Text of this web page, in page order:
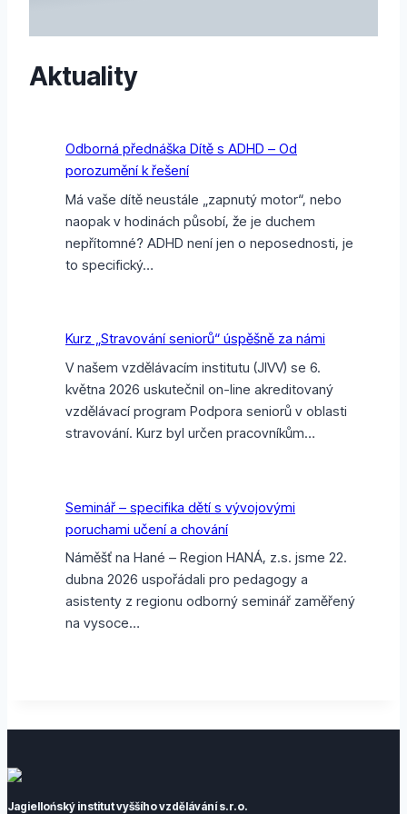
Aktuality
Odborná přednáška Dítě s ADHD – Od
porozumění k řešení
Má vaše dítě neustále „zapnutý motor“, nebo
naopak v hodinách působí, že je duchem
nepřítomné? ADHD není jen o neposednosti, je
to specifický…
Kurz „Stravování seniorů“ úspěšně za námi
V našem vzdělávacím institutu (JIVV) se 6.
května 2026 uskutečnil on-line akreditovaný
vzdělávací program Podpora seniorů v oblasti
stravování. Kurz byl určen pracovníkům…
Seminář – specifika dětí s vývojovými
poruchami učení a chování
Náměšť na Hané – Region HANÁ, z.s. jsme 22.
dubna 2026 uspořádali pro pedagogy a
asistenty z regionu odborný seminář zaměřený
na vysoce…
Jagiellońský institut vyššího vzdělávání s.r.o.